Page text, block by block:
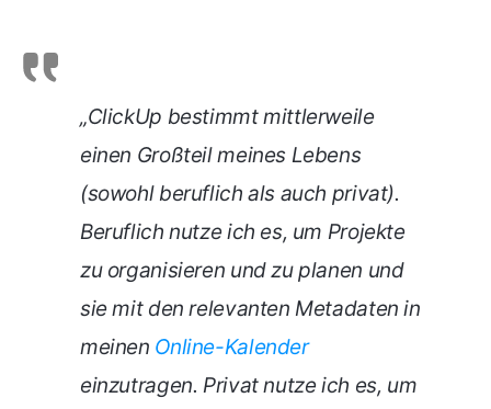
„ClickUp bestimmt mittlerweile
einen Großteil meines Lebens
(sowohl beruflich als auch privat).
Beruflich nutze ich es, um Projekte
zu organisieren und zu planen und
sie mit den relevanten Metadaten in
meinen Online-Kalender
einzutragen. Privat nutze ich es, um